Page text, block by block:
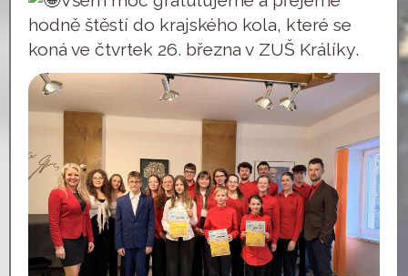
hodně štěstí do krajského kola, které se
koná ve čtvrtek 26. března v ZUŠ Králíky.